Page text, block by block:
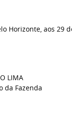
Horizonte, aos 29 de
LIMA
da Fazenda